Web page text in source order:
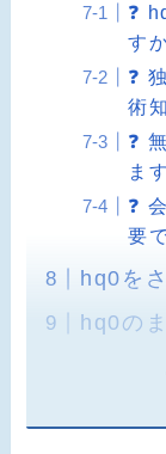
❓
す
❓
術
❓
ま
❓
要
hq0を
hq0の